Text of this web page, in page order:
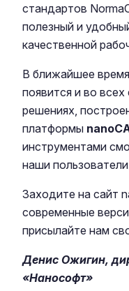
стандартов
полезный и
качественной
В ближайшее
появится и во
решениях,
платформы
инструментами
наши
Заходите на сайт
современные
присылайте нам
Денис Ожигин,
«Нанософт»